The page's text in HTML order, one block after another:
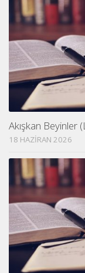
Akışkan Beyinler
18 HAZIRAN 2026